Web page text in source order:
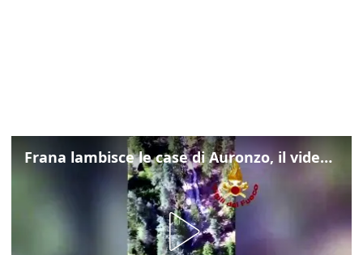
Frana lambisce le case di Auronzo, il video dall'elicottero dei vigili del fuoco